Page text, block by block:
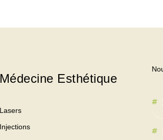
Médecine Esthétique
Lasers
Injections